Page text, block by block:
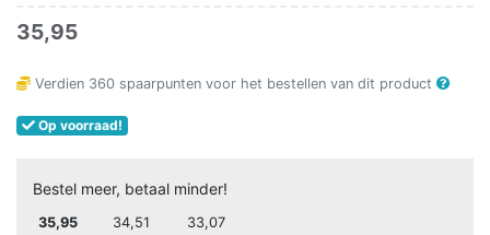
35,95
Verdien 360 spaarpunten voor het bestellen van dit product
Op voorraad!
Bestel meer, betaal minder!
35,95 34,51 33,07